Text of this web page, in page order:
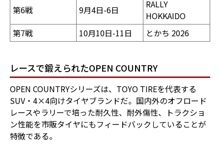
第6戦
9月4日-6日
RALLY
HOKKAIDO
第7戦
10月10日-11日 とかち 2026
レースで鍛えられたOPEN COUNTRY
OPEN COUNTRYシリーズは、TOYO TIREを代表する
SUV・4×4向けタイヤブランドだ。国内外のオフロード
レースやラリーで培った耐久性、耐外傷性、トラクショ
ン性能を市販タイヤにもフィードバックしていることが
特徴である。